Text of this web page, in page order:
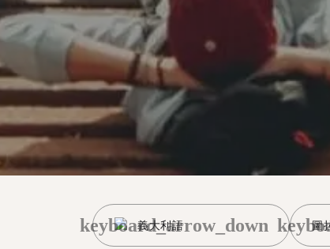
義大利語
keyboard_arrow_down 圖